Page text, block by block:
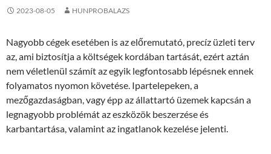
2023-08-05 HUNPROBALAZS
Nagyobb cégek esetében is az előremutató, precíz üzleti terv
az, ami biztosítja a költségek kordában tartását, ezért aztán
nem véletlenül számít az egyik legfontosabb lépésnek ennek
folyamatos nyomon követése. Ipartelepeken, a
mezőgazdaságban, vagy épp az állattartó üzemek kapcsán a
legnagyobb problémát az eszközök beszerzése és
karbantartása, valamint az ingatlanok kezelése jelenti.